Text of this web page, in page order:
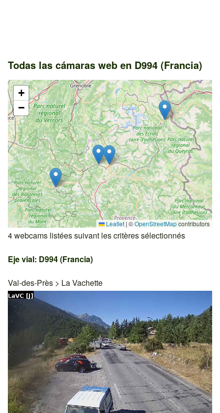
Todas las cámaras web en D994 (Francia)
+
−
Leaflet|©OpenStreetMapcontributors
4 webcams listées suivant les critères sélectionnés
Eje vial: D994 (Francia)
Val-des-Près > La Vachette